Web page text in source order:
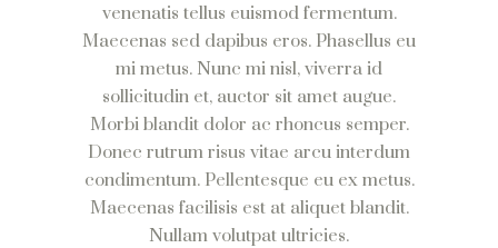
venenatis tellus euismod fermentum.
Maecenas sed dapibus eros. Phasellus eu
mi metus. Nunc mi nisl, viverra id
sollicitudin et, auctor sit amet augue.
Morbi blandit dolor ac rhoncus semper.
Donec rutrum risus vitae arcu interdum
condimentum. Pellentesque eu ex metus.
Maecenas facilisis est at aliquet blandit.
Nullam volutpat ultricies.